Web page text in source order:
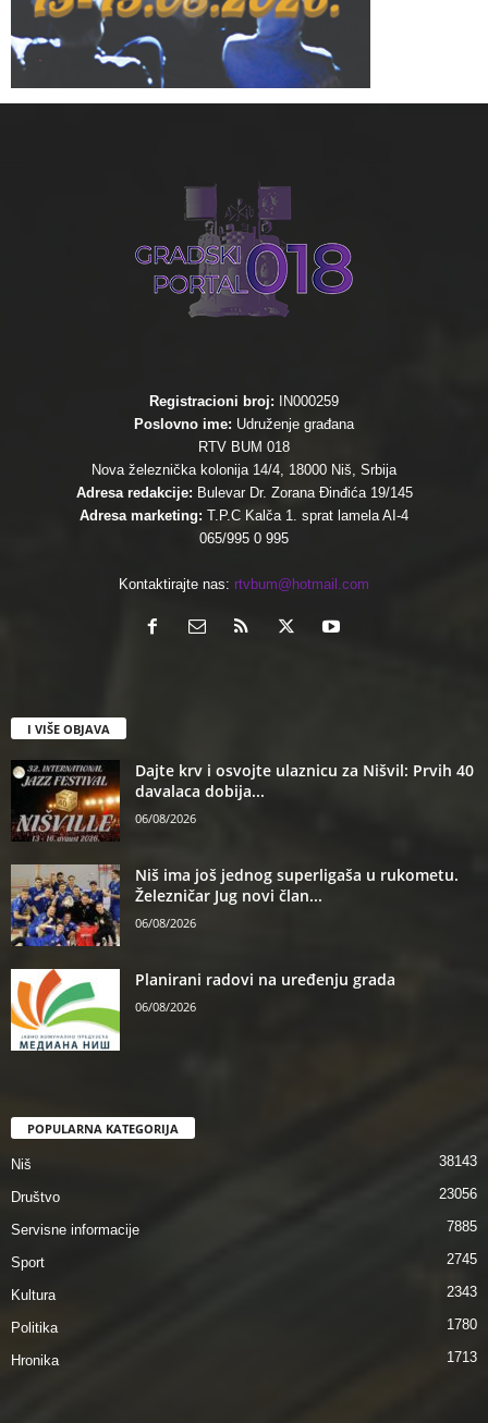
Registracioni broj:
IN000259
Poslovno ime: Udruženje građana
RTV BUM 018
Nova železnička kolonija 14/4, 18000 Niš, Srbija
Adresa redakcije: Bulevar Dr. Zorana Đinđića 19/145
Adresa marketing: T.P.C Kalča 1. sprat lamela AI-4
065/995 0 995
Kontaktirajte nas: rtvbum@hotmail.com
I VIŠE OBJAVA
Dajte krv i osvojte ulaznicu za Nišvil: Prvih 40
davalaca dobija...
06/08/2026
Niš ima još jednog superligaša u rukometu.
Železničar Jug novi član...
06/08/2026
Planirani radovi na uređenju grada
06/08/2026
POPULARNA KATEGORIJA
Niš 38143
Društvo 23056
Servisne informacije 7885
Sport 2745
Kultura 2343
Politika 1780
Hronika 1713